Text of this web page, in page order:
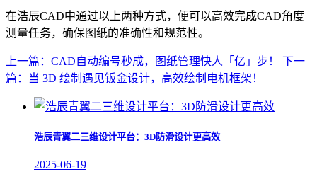
在浩辰CAD中通过以上两种方式，便可以高效完成CAD角度
测量任务，确保图纸的准确性和规范性。
上一篇：CAD自动编号秒成，图纸管理快人「亿」步！
下一
篇：当 3D 绘制遇见钣金设计，高效绘制电机框架！
浩辰青翼二三维设计平台：3D防滑设计更高效
2025-06-19